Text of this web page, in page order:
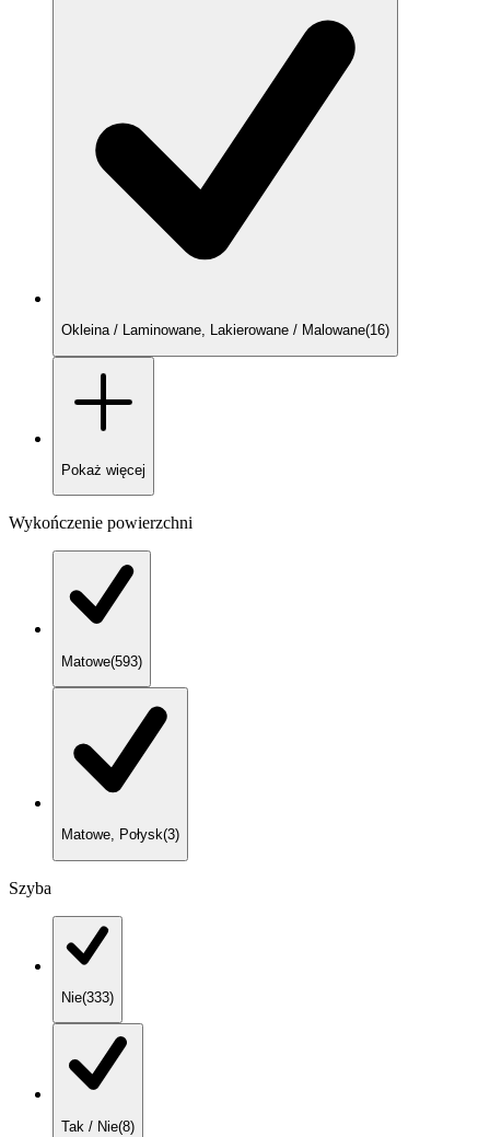
Okleina / Laminowane, Lakierowane / Malowane(16)
Pokaż więcej
Wykończenie powierzchni
Matowe(593)
Matowe, Połysk(3)
Szyba
Nie(333)
Tak / Nie(8)